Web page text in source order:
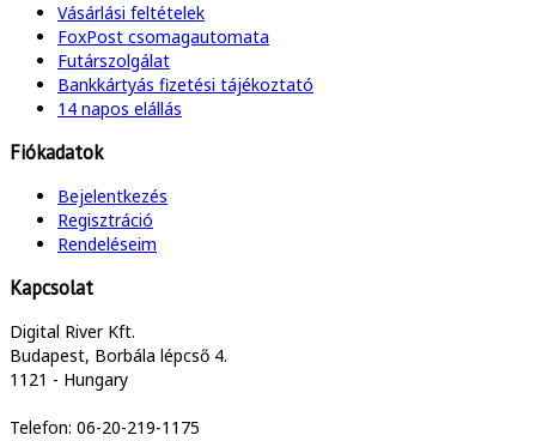
Vásárlási feltételek
FoxPost csomagautomata
Futárszolgálat
Bankkártyás fizetési tájékoztató
14 napos elállás
Fiókadatok
Bejelentkezés
Regisztráció
Rendeléseim
Kapcsolat
Digital River Kft.
Budapest, Borbála lépcső 4.
1121 - Hungary
Telefon: 06-20-219-1175